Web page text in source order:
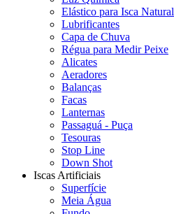
Elástico para Isca Natural
Lubrificantes
Capa de Chuva
Régua para Medir Peixe
Alicates
Aeradores
Balanças
Facas
Lanternas
Passaguá - Puça
Tesouras
Stop Line
Down Shot
Iscas Artificiais
Superfície
Meia Água